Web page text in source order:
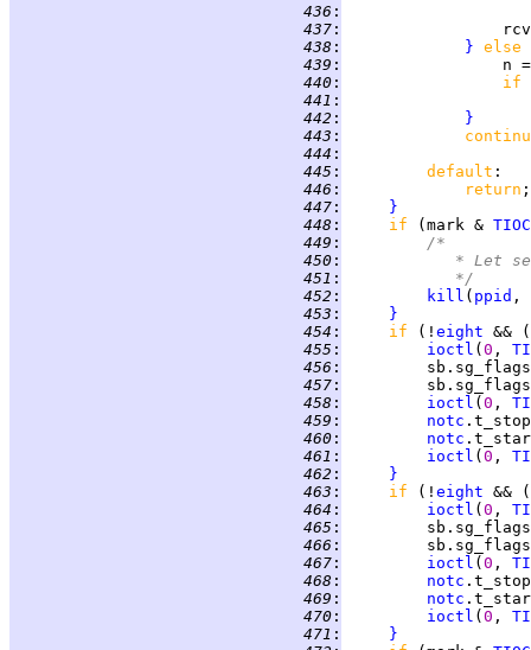
436 :
437 :
438 : } else
439 :
n
440 :
if
441 :
442 :
}
443 :
444 :
445 : default
446 :
return
447 :
}
448 : if (mark &
449 :
/*
450 :
* Let
451 :
		 */
452 : kill ( ppid ,
453 :
}
454 : if (! eight &&
455 : ioctl ( 0 ,
456 :
457 :
458 : ioctl ( 0 ,
459 : notc
460 : notc
461 : ioctl ( 0 ,
462 :
}
463 : if (! eight &&
464 : ioctl ( 0 ,
465 :
466 :
467 : ioctl ( 0 ,
468 : notc
469 : notc
470 : ioctl ( 0 ,
471 :
}